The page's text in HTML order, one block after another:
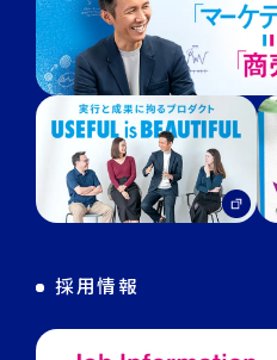
DECA for LINE
DECA for
マーケGAI
デジタル・DX人材育成 支援
採用情報